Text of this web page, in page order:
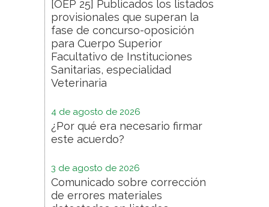
[OEP 25] Publicados los listados
provisionales que superan la
fase de concurso-oposición
para Cuerpo Superior
Facultativo de Instituciones
Sanitarias, especialidad
Veterinaria
4 de agosto de 2026
¿Por qué era necesario firmar
este acuerdo?
3 de agosto de 2026
Comunicado sobre corrección
de errores materiales